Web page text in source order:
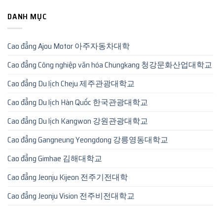
DANH MỤC
Cao đẳng Ajou Motor 아주자동차대학
Cao đẳng Công nghiệp văn hóa Chungkang 청강문화산업대학교
Cao đẳng Du lịch Cheju 제주관광대학교
Cao đẳng Du lịch Hàn Quốc 한국관광대학교
Cao đẳng Du lịch Kangwon 강원관광대학교
Cao đẳng Gangneung Yeongdong 강릉영동대학교
Cao đẳng Gimhae 김해대학교
Cao đẳng Jeonju Kijeon 전주기전대학
Cao đẳng Jeonju Vision 전주비전대학교